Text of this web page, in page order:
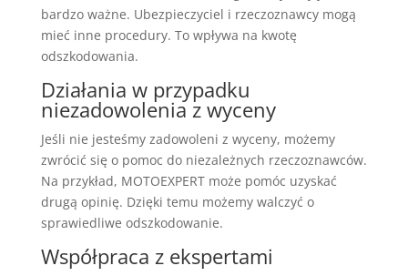
bardzo ważne. Ubezpieczyciel i rzeczoznawcy mogą
mieć inne procedury. To wpływa na kwotę
odszkodowania.
Działania w przypadku
niezadowolenia z wyceny
Jeśli nie jesteśmy zadowoleni z wyceny, możemy
zwrócić się o pomoc do niezależnych rzeczoznawców.
Na przykład, MOTOEXPERT może pomóc uzyskać
drugą opinię. Dzięki temu możemy walczyć o
sprawiedliwe odszkodowanie.
Współpraca z ekspertami